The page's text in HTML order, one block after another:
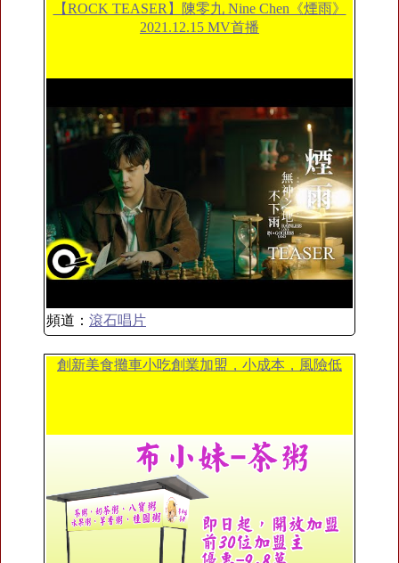
【ROCK TEASER】陳零九 Nine Chen《煙雨》
2021.12.15 MV首播
頻道： 滾石唱片
創新美食攤車小吃創業加盟，小成本，風險低